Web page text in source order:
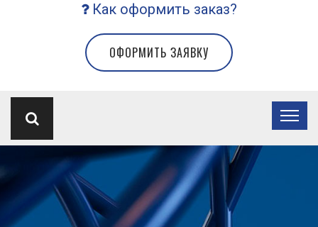
Как оформить заказ?
ОФОРМИТЬ ЗАЯВКУ